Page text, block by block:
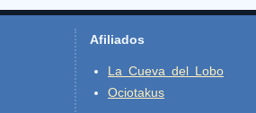
Afiliados
La Cueva del Lobo
Ociotakus